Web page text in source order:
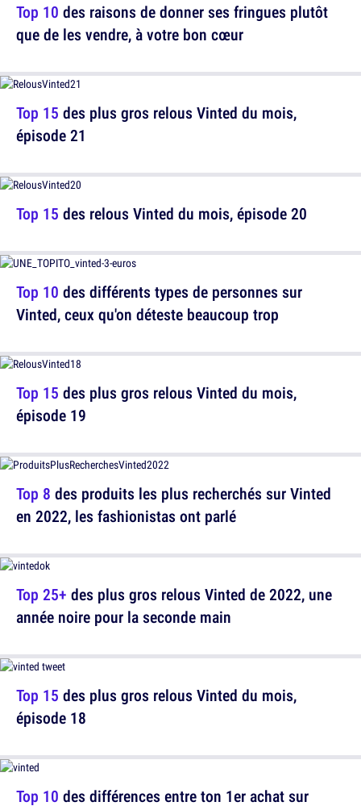
Top 10 des raisons de donner ses fringues plutôt
que de les vendre, à votre bon cœur
Top 15 des relous Vinted du mois, épisode 20
Top 15 des plus gros relous Vinted du mois,
épisode 19
Top 25+ des plus gros relous Vinted de 2022, une
année noire pour la seconde main
Top 10 des différences entre ton 1er achat sur
Top 15 des plus gros relous Vinted du mois,
épisode 21
Top 10 des différents types de personnes sur
Vinted, ceux qu'on déteste beaucoup trop
Top 8 des produits les plus recherchés sur Vinted
en 2022, les fashionistas ont parlé
Top 15 des plus gros relous Vinted du mois,
épisode 18